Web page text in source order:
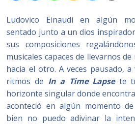
Ludovico Einaudi en algún
sentado junto a un dios
sus composiciones
musicales capaces de llevarnos
hacia el otro. A veces pausado, a
ritmos de In a Time Lapsete
horizonte singular donde
aconteció en algún momento
bien no puedo adivinar la